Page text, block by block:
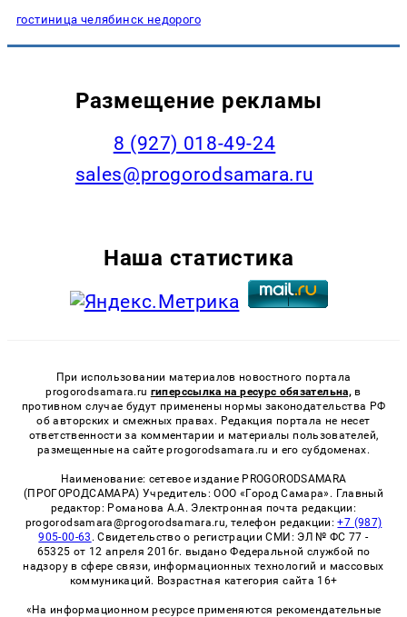
гостиница челябинск недорого
Размещение рекламы
8 (927) 018-49-24
sales@progorodsamara.ru
Наша статистика
При использовании материалов новостного портала
progorodsamara.ru гиперссылка на ресурс обязательна, в
противном случае будут применены нормы законодательства РФ
об авторских и смежных правах. Редакция портала не несет
ответственности за комментарии и материалы пользователей,
размещенные на сайте progorodsamara.ru и его субдоменах.
Наименование: сетевое издание PROGORODSAMARA
(ПРОГОРОДСАМАРА) Учредитель: ООО «Город Самара». Главный
редактор: Романова А.А. Электронная почта редакции:
progorodsamara@progorodsamara.ru, телефон редакции:+7 (987)
905-00-63 . Свидетельство о регистрации СМИ: ЭЛ № ФС 77 -
65325 от 12 апреля 2016г. выдано Федеральной службой по
надзору в сфере связи, информационных технологий и массовых
коммуникаций. Возрастная категория сайта 16+
«На информационном ресурсе применяются рекомендательные